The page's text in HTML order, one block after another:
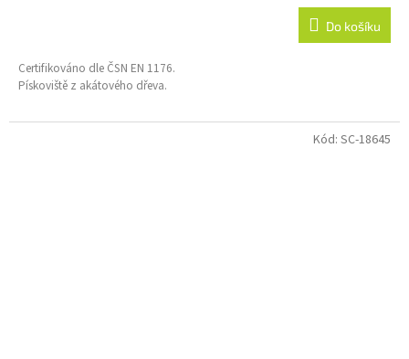
Do košíku
Certifikováno dle ČSN EN 1176.
Pískoviště z akátového dřeva.
Kód: SC-18645